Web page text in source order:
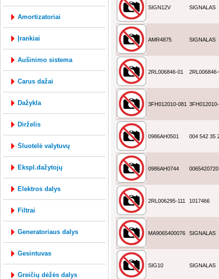
amortizatoriai
įrankiai
aušinimo sistema
carus dažai
dažykla
dirželis
šluotelė valytuvų
ekspl.dažytojų
elektros dalys
filtrai
generatoriaus dalys
gesintuvas
greičių dėžės dalys
SIGN12V SIGNALAS
AMR4875 SIGNALAS
2RL006846-01
3FH012010-081
0986AH0501 004 542 35
0986AH0744 0065420720
2RL006295-111 1017466
MA9065400076 SIGNALAS
SIG10 SIGNALAS